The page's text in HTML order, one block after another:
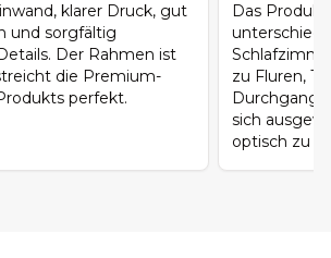
klarer Druck, gut
und sorgfältig
Der Rahmen ist
die Premium-
perfekt.
Das
zu Fluren,
sich
optisch zu